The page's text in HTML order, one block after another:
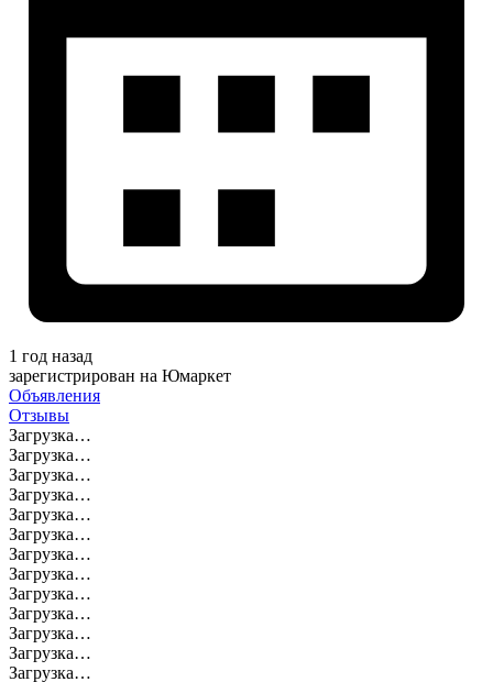
1 год назад
зарегистрирован на Юмаркет
Объявления
Отзывы
Загрузка…
Загрузка…
Загрузка…
Загрузка…
Загрузка…
Загрузка…
Загрузка…
Загрузка…
Загрузка…
Загрузка…
Загрузка…
Загрузка…
Загрузка…